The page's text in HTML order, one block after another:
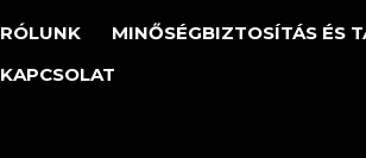
RÓLUNK MINŐSÉGBIZTOSÍTÁS ÉS
KAPCSOLAT